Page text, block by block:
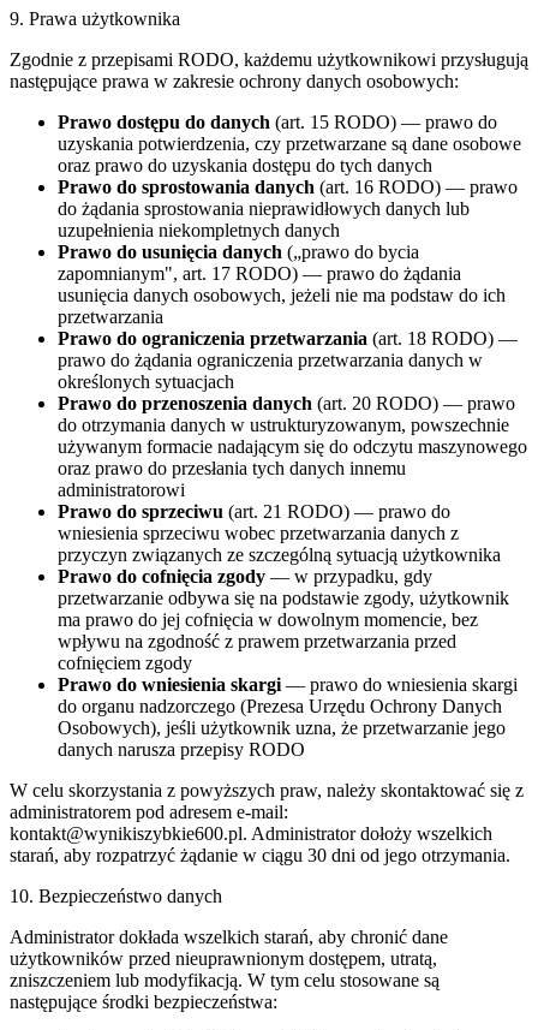
9. Prawa użytkownika
Zgodnie z przepisami RODO, każdemu użytkownikowi przysługują
następujące prawa w zakresie ochrony danych osobowych:
Prawo dostępu do danych (art. 15 RODO) — prawo do
uzyskania potwierdzenia, czy przetwarzane są dane osobowe
oraz prawo do uzyskania dostępu do tych danych
Prawo do sprostowania danych (art. 16 RODO) — prawo
do żądania sprostowania nieprawidłowych danych lub
uzupełnienia niekompletnych danych
Prawo do usunięcia danych („prawo do bycia
zapomnianym", art. 17 RODO) — prawo do żądania
usunięcia danych osobowych, jeżeli nie ma podstaw do ich
przetwarzania
Prawo do ograniczenia przetwarzania (art. 18 RODO) —
prawo do żądania ograniczenia przetwarzania danych w
określonych sytuacjach
Prawo do przenoszenia danych (art. 20 RODO) — prawo
do otrzymania danych w ustrukturyzowanym, powszechnie
używanym formacie nadającym się do odczytu maszynowego
oraz prawo do przesłania tych danych innemu
administratorowi
Prawo do sprzeciwu (art. 21 RODO) — prawo do
wniesienia sprzeciwu wobec przetwarzania danych z
przyczyn związanych ze szczególną sytuacją użytkownika
Prawo do cofnięcia zgody — w przypadku, gdy
przetwarzanie odbywa się na podstawie zgody, użytkownik
ma prawo do jej cofnięcia w dowolnym momencie, bez
wpływu na zgodność z prawem przetwarzania przed
cofnięciem zgody
Prawo do wniesienia skargi — prawo do wniesienia skargi
do organu nadzorczego (Prezesa Urzędu Ochrony Danych
Osobowych), jeśli użytkownik uzna, że przetwarzanie jego
danych narusza przepisy RODO
W celu skorzystania z powyższych praw, należy skontaktować się z
administratorem pod adresem e-mail:
kontakt@wynikiszybkie600.pl. Administrator dołoży wszelkich
starań, aby rozpatrzyć żądanie w ciągu 30 dni od jego otrzymania.
10. Bezpieczeństwo danych
Administrator dokłada wszelkich starań, aby chronić dane
użytkowników przed nieuprawnionym dostępem, utratą,
zniszczeniem lub modyfikacją. W tym celu stosowane są
następujące środki bezpieczeństwa: